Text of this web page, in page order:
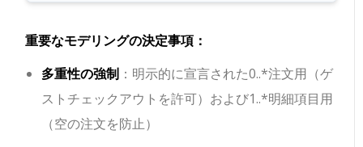
重要なモデリングの決定事項：
多重性の強制 ：明示的に宣言された0..*注文用（ゲ
ストチェックアウトを許可）および1..*明細項目用
（空の注文を防止）